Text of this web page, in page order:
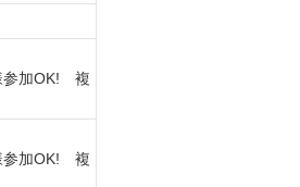
参加OK! 複
参加OK! 複